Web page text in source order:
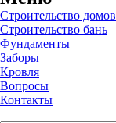
Строительство домов
Строительство бань
Фундаменты
Заборы
Кровля
Вопросы
Контакты